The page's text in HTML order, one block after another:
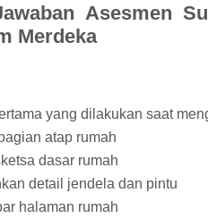
Asesmen
Merdeka
yang dilakukan saat
atap rumah
dasar rumah
detail jendela dan pintu
halaman rumah